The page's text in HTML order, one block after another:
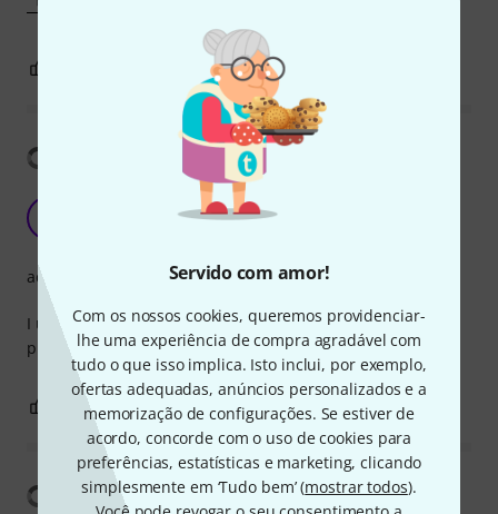
Servido com amor!
Com os nossos cookies, queremos providenciar-
lhe uma experiência de compra agradável com
tudo o que isso implica. Isto inclui, por exemplo,
ofertas adequadas, anúncios personalizados e a
memorização de configurações. Se estiver de
acordo, concorde com o uso de cookies para
preferências, estatísticas e marketing, clicando
simplesmente em ‘Tudo bem’ (mostrar todos).
REPORTAR A CRÍTICA
I use this cable at home and it's a good cable for a good
price so I'm happy with it.
acabamento
0 REPORTAR A CRÍTICA
Mostrar tradução